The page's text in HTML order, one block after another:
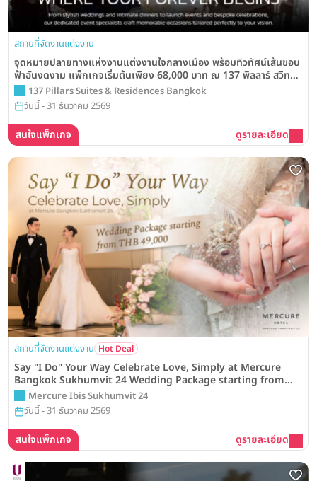
สถานที่จัดงานแต่งงาน
จุดหมายปลายทางแห่งงานแต่งงานใจกลางเมือง พร้อมทิวทัศน์เส้นขอบ
ฟ้าอันงดงาม แพ็กเกจเริ่มต้นเพียง 68,000 บาท ณ 137 พิลลาร์ สวีทส์
แอนด์ เรสซิเดนซ์ กรุงเทพฯ
137 Pillars Suites & Residences Bangkok
วันนี้ - 31 ธันวาคม 2569
สนใจแพ็กเกจ ดูรายละเอียด
สถานที่จัดงานแต่งงาน Hot Deal
Say "I Do" Your Way Celebrate Love, Simply at Mercure
Bangkok Sukhumvit 24 Wedding Package starting from
THB 49,000
Mercure Ibis Sukhumvit 24
วันนี้ - 31 ธันวาคม 2569
สนใจแพ็กเกจ ดูรายละเอียด